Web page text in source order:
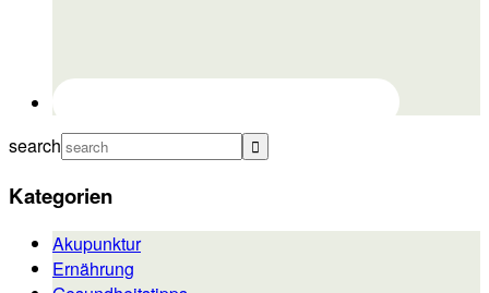
search
Kategorien
Akupunktur
Ernährung